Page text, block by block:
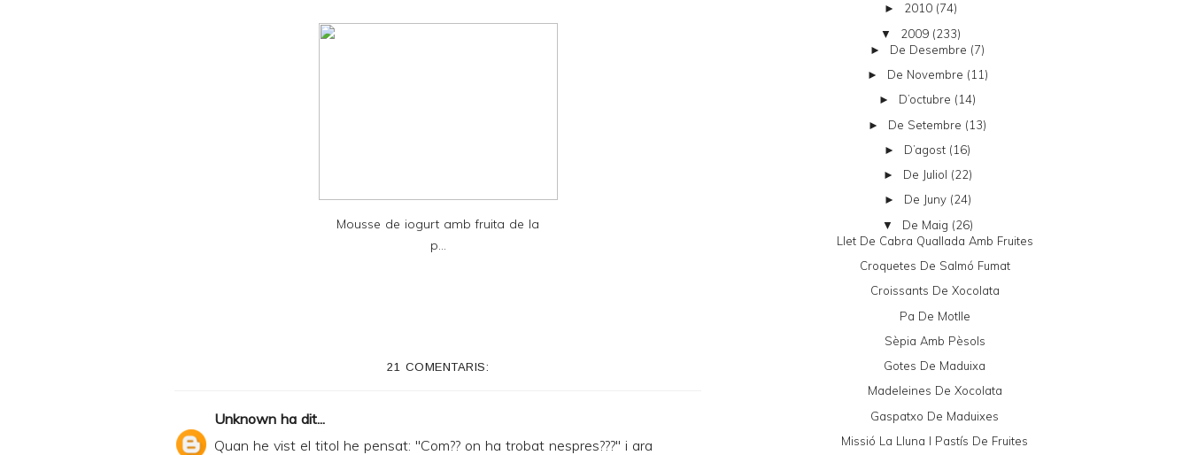
d
Mousse de iogurt amb fruita de la
p...
21 COMENTARIS:
Unknown ha dit...
Quan he vist el titol he pensat: "Com?? on ha trobat nespres???" i ara
► 2010 (74)
▼ 2009 (233)
► De Desembre (7)
► De Novembre (11)
► D’octubre (14)
► De Setembre (13)
► D’agost (16)
► De Juliol (22)
► De Juny (24)
▼ De Maig (26)
Llet De Cabra Quallada Amb Fruites
Croquetes De Salmó Fumat
Croissants De Xocolata
Pa De Motlle
Sèpia Amb Pèsols
Gotes De Maduixa
Madeleines De Xocolata
Gaspatxo De Maduixes
Missió La Lluna I Pastís De Fruites